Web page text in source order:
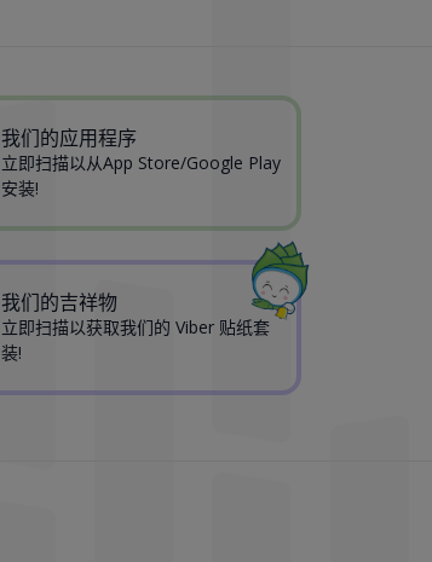
我们的应用程序
立即扫描以从App Store/Google Play
安装!
我们的吉祥物
立即扫描以获取我们的 Viber 贴纸套
装!